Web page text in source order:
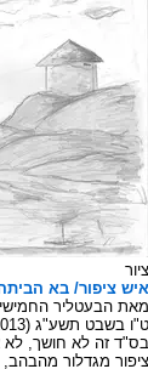
ציור
איש ציפור/ בא
מאת הבעטליר החמישי
ט"ו בשבט תשע"ג (26.1.2013)
בס"ד זה לא חושך, לא
ציפור מגדלור